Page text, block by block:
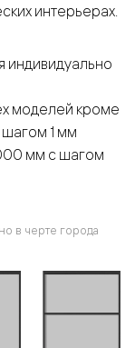
интерьерах.
индивидуально
моделей кроме
1 мм
мм с шагом
в черте города